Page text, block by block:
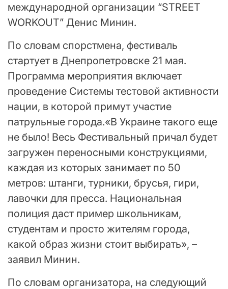
международной организации “STREET
WORKOUT” Денис Минин.
По словам спорстмена, фестиваль
стартует в Днепропетровске 21 мая.
Программа мероприятия включает
проведение Системы тестовой активности
нации, в которой примут участие
патрульные города.«В Украине такого еще
не было! Весь Фестивальный причал будет
загружен переносными конструкциями,
каждая из которых занимает по 50
метров: штанги, турники, брусья, гири,
лавочки для пресса. Национальная
полиция даст пример школьникам,
студентам и просто жителям города,
какой образ жизни стоит выбирать», –
заявил Минин.
По словам организатора, на следующий